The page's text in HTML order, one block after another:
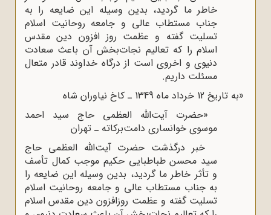
خاطر ما گردید، بدین وسیله این ضایعه را به
جناب مستطاب عالی و جامعه روحانیت اسلام
تسلیت گفته و عظمت روز افزون دین مقدس
اسلام را که تعالیم نجات‌بخش آن باعث سعادت
دنیوی و اخروی است از درگاه خداوند قادر متعال
مسئلت داریم.
به تاریخ 12 خرداد ماه 1349 ـ کاخ نیاوران شاه»
«حضرت آیت‌الله العظمی حاج سید احمد
موسوی خوانساری دامت‌برکاته ـ تهران
خبر درگذشت حضرت آیت‌الله العظمی حاج
سید محسن طباطبایی حکیم موجب کمال تأسف
و تأثر خاطر ما گردید، بدین وسیله این ضایعه را
به جناب مستطاب عالی و جامعه روحانیت اسلام
تسلیت گفته و عظمت روزافزون دین مقدس اسلام